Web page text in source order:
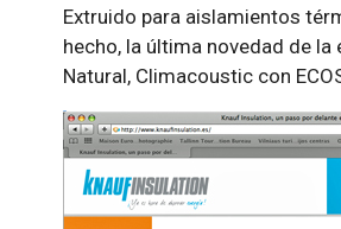
Extruido para aislamientos
hecho, la última novedad de
Natural, Climacoustic con